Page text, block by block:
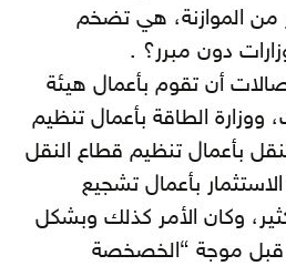
دينار من الموازنة، هي تضخم
دون مبرر؟ .
أن تقوم بأعمال هيئة
ووزارة الطاقة بأعمال تنظيم
بأعمال تنظيم قطاع النقل
بأعمال تشجيع
وكان الأمر كذلك وبشكل
موجة “الخصخصة